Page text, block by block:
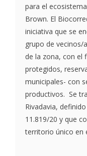
para el
Brown. El
iniciativa que se
grupo de vecinos/
de la zona, con el
protegidos,
municipales- con
productivos. Se
Rivadavia,
11.819/20 y que
territorio único en